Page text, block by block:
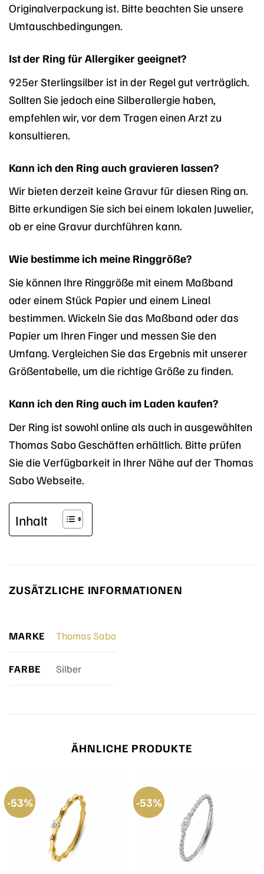
Originalverpackung ist. Bitte beachten Sie unsere
Umtauschbedingungen.
Ist der Ring für Allergiker geeignet?
925er Sterlingsilber ist in der Regel gut verträglich.
Sollten Sie jedoch eine Silberallergie haben,
empfehlen wir, vor dem Tragen einen Arzt zu
konsultieren.
Kann ich den Ring auch gravieren lassen?
Wir bieten derzeit keine Gravur für diesen Ring an.
Bitte erkundigen Sie sich bei einem lokalen Juwelier,
ob er eine Gravur durchführen kann.
Wie bestimme ich meine Ringgröße?
Sie können Ihre Ringgröße mit einem Maßband
oder einem Stück Papier und einem Lineal
bestimmen. Wickeln Sie das Maßband oder das
Papier um Ihren Finger und messen Sie den
Umfang. Vergleichen Sie das Ergebnis mit unserer
Größentabelle, um die richtige Größe zu finden.
Kann ich den Ring auch im Laden kaufen?
Der Ring ist sowohl online als auch in ausgewählten
Thomas Sabo Geschäften erhältlich. Bitte prüfen
Sie die Verfügbarkeit in Ihrer Nähe auf der Thomas
Sabo Webseite.
Inhalt
ZUSÄTZLICHE INFORMATIONEN
MARKE Thomas Sabo
FARBE Silber
ÄHNLICHE PRODUKTE
-53% -53%